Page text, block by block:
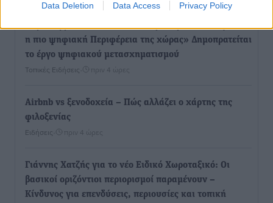
Data Deletion Data Access Privacy Policy
η πιο ψηφιακή Περιφέρεια της χώρας» Δημοπρατείται
το έργο ψηφιακού μετασχηματισμού
Τοπικές Ειδήσεις πριν 4 ώρες
Airbnb vs ξενοδοχεία – Πώς αλλάζει ο χάρτης της
φιλοξενίας
Ειδήσεις πριν 4 ώρες
Γιάννης Χατζής για το νέο Ειδικό Χωροταξικό: Οι
βασικοί οριζόντιοι περιορισμοί παραμένουν –
Κίνδυνος για επενδύσεις, περιουσίες και τοπική